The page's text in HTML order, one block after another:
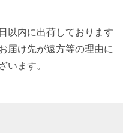
以内に出荷しております
届け先が遠方等の理由に
います。